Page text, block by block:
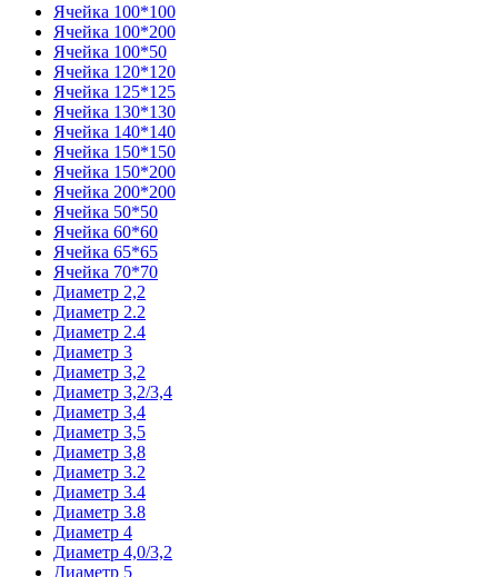
Ячейка 100*100
Ячейка 100*200
Ячейка 100*50
Ячейка 120*120
Ячейка 125*125
Ячейка 130*130
Ячейка 140*140
Ячейка 150*150
Ячейка 150*200
Ячейка 200*200
Ячейка 50*50
Ячейка 60*60
Ячейка 65*65
Ячейка 70*70
Диаметр 2,2
Диаметр 2.2
Диаметр 2.4
Диаметр 3
Диаметр 3,2
Диаметр 3,2/3,4
Диаметр 3,4
Диаметр 3,5
Диаметр 3,8
Диаметр 3.2
Диаметр 3.4
Диаметр 3.8
Диаметр 4
Диаметр 4,0/3,2
Диаметр 5